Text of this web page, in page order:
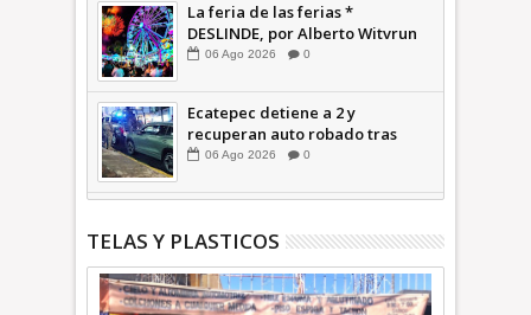
La feria de las ferias *
DESLINDE, por Alberto Witvrun
06 Ago 2026 0
Ecatepec detiene a 2 y
recuperan auto robado tras
operativo con Tecámac +Video
06 Ago 2026 0
TELAS Y PLASTICOS